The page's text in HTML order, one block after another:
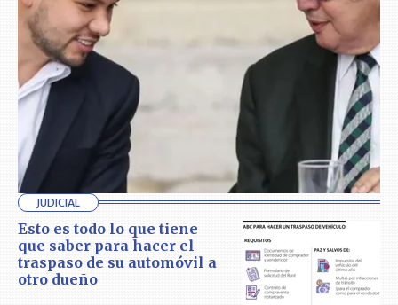
JUDICIAL
Esto es todo lo que tiene
que saber para hacer el
traspaso de su automóvil a
otro dueño